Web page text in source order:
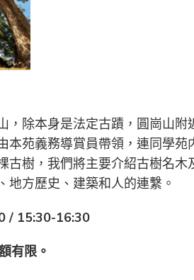
，除本身是法定古蹟，圓崗山附
本苑義務導賞員帶領， 連同學苑
古樹， 我們將主要介紹古樹名木
地方歷史、建築和人的連繫。
/ 15:30-16:30
有限。